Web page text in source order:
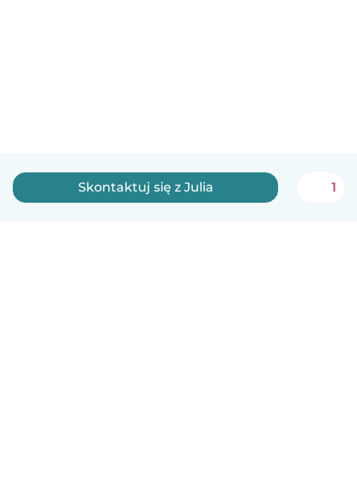
Skontaktuj się z Julia 1